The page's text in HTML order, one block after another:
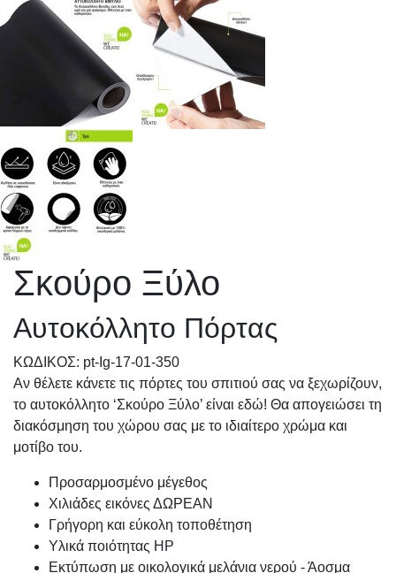
Σκούρο Ξύλο
Αυτοκόλλητο Πόρτας
KΩΔΙΚΟΣ: pt-Ig-17-01-350
Αν θέλετε κάνετε τις πόρτες του σπιτιού σας να ξεχωρίζουν,
το αυτοκόλλητο ‘Σκούρο Ξύλο’ είναι εδώ! Θα απογειώσει τη
διακόσμηση του χώρου σας με το ιδιαίτερο χρώμα και
μοτίβο του.
Προσαρμοσμένo μέγεθος
Χιλιάδες εικόνες ΔΩΡΕΑΝ
Γρήγορη και εύκολη τοποθέτηση
Υλικά ποιότητας HP
Εκτύπωση με οικολογικά μελάνια νερού - Άοσμα